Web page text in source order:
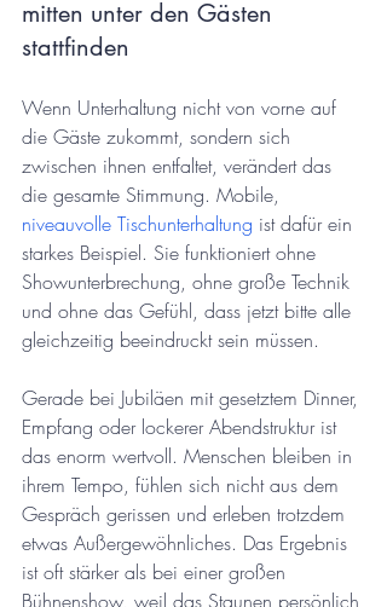
mitten unter den Gästen
stattfinden
Wenn Unterhaltung nicht von vorne auf
die Gäste zukommt, sondern sich
zwischen ihnen entfaltet, verändert das
die gesamte Stimmung. Mobile,
niveauvolle Tischunterhaltung ist dafür ein
starkes Beispiel. Sie funktioniert ohne
Showunterbrechung, ohne große Technik
und ohne das Gefühl, dass jetzt bitte alle
gleichzeitig beeindruckt sein müssen.
Gerade bei Jubiläen mit gesetztem Dinner,
Empfang oder lockerer Abendstruktur ist
das enorm wertvoll. Menschen bleiben in
ihrem Tempo, fühlen sich nicht aus dem
Gespräch gerissen und erleben trotzdem
etwas Außergewöhnliches. Das Ergebnis
ist oft stärker als bei einer großen
Bühnenshow, weil das Staunen persönlich